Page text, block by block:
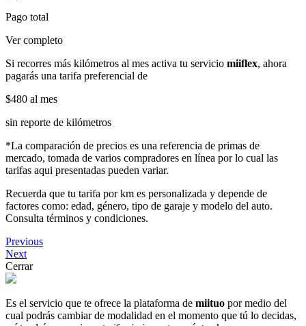
Pago total
Ver completo
Si recorres más kilómetros al mes activa tu servicio miiflex, ahora
pagarás una tarifa preferencial de
$480 al mes
sin reporte de kilómetros
*La comparación de precios es una referencia de primas de
mercado, tomada de varios compradores en línea por lo cual las
tarifas aqui presentadas pueden variar.
Recuerda que tu tarifa por km es personalizada y depende de
factores como: edad, género, tipo de garaje y modelo del auto.
Consulta términos y condiciones.
Previous
Next
Cerrar
Es el servicio que te ofrece la plataforma de miituo por medio del
cual podrás cambiar de modalidad en el momento que tú lo decidas,